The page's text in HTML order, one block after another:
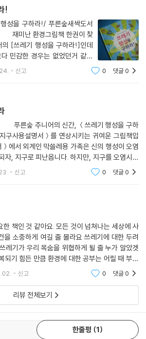
!
성을 구하라!/ 푸른숲새싹도서
의 [쓰레기 행성을 구하라!]인데
민감한 경우는 없었던거 같아
에게 환경관련책을 읽혀야 한다
신고 0 댓글0
구사용설명서＞를 연상시키는 귀여운 그림책입
의 행성이 오염
자, 지구로 피난옵니다. 하지만, 지구를 오염시키
는 나쁜 생활습관 때문에 지구거주 허가서가 취소될 위험에 처하
신고 0 댓글0
한 책인 것 같아요. 모든 것이 넘쳐나는 세상에 사
을 소중하게 여길 줄 몰라요 쓰레기에 대한 두려
레기가 우리 목숨을 위협하게 될 줄 누가 알았겟
요. 환경의 중요성에 대해 재미있게 배울 수 있어
신고 0 댓글0
리뷰 전체보기
한줄평 1